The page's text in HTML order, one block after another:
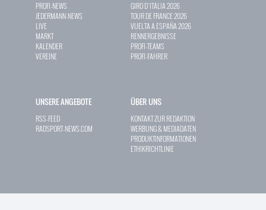
PROFI-NEWS
JEDERMANN-NEWS
LIVE
MARKT
KALENDER
VEREINE
GIRO D`ITALIA 2026
TOUR DE FRANCE 2026
VUELTA A ESPAÑA 2026
RENNERGEBNISSE
PROFI-TEAMS
PROFI-FAHRER
UNSERE ANGEBOTE
RSS-FEED
RADSPORT-NEWS.COM
ÜBER UNS
KONTAKT ZUR REDAKTION
WERBUNG & MEDIADATEN
PRODUKTINFORMATIONEN
ETHIKRICHTLINIE